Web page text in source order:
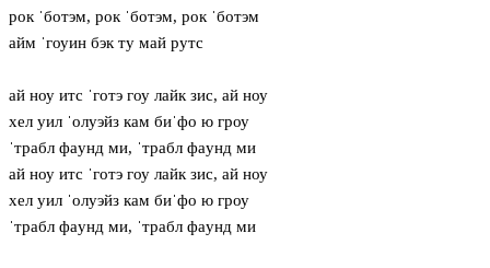
рок ˈботэм, рок ˈботэм, рок ˈботэм
айм ˈгоуин бэк ту май рутс
ай ноу итс ˈготэ гоу лайк зис, ай ноу
хел уил ˈолуэйз кам биˈфо ю гроу
ˈтрабл фaунд ми, ˈтрабл фaунд ми
ай ноу итс ˈготэ гоу лайк зис, ай ноу
хел уил ˈолуэйз кам биˈфо ю гроу
ˈтрабл фaунд ми, ˈтрабл фaунд ми